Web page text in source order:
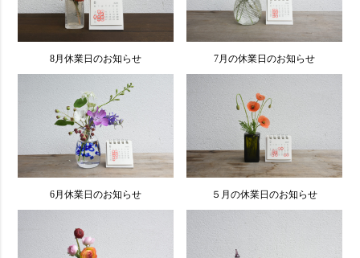
8月休業日のお知らせ 7月の休業日のお知らせ
6月休業日のお知らせ ５月の休業日のお知らせ